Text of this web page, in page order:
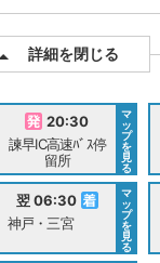
詳細を閉じる
20:30
諫早IC高速ﾊﾞｽ停
留所
マ
ッ
プ
を
見
る
翌 06:30
神戸・三宮
マ
ッ
プ
を
見
る